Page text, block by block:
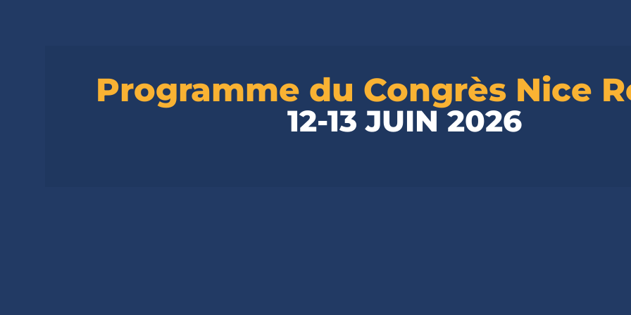
Programme du Congrès Nice
12-13 JUIN 2026